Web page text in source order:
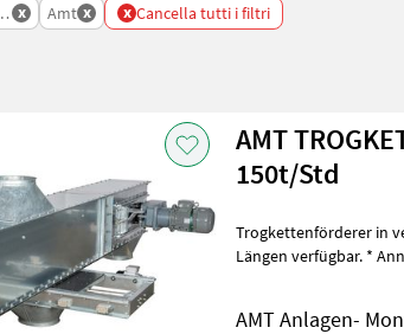
E Trasporto
x Amt x x Cancella tutti i filtri
AMT
150t/Std
Trogkettenförderer in
Längen verfügbar. * Annahme- TKF mit Einlaufregulierung eingebaut
AMT Anlagen-